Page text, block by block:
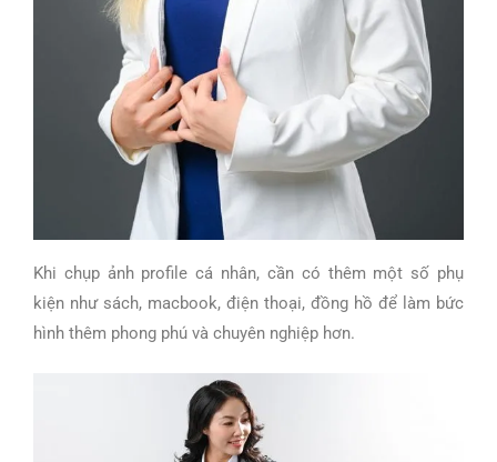
Khi chụp ảnh profile cá nhân, cần có thêm một số phụ
kiện như sách, macbook, điện thoại, đồng hồ để làm bức
hình thêm phong phú và chuyên nghiệp hơn.